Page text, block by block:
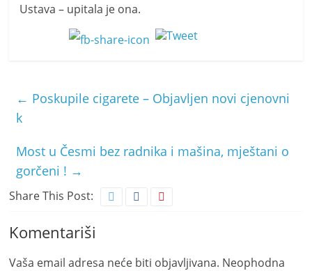
Ustava – upitala je ona.
← Poskupile cigarete – Objavljen novi cjenovni
k
Most u Česmi bez radnika i mašina, mještani o
gorčeni ! →
Share This Post:
Komentariši
Vaša email adresa neće biti objavljivana. Neophodna